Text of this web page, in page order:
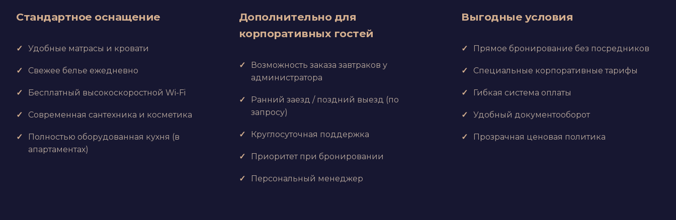
Стандартное оснащение
Удобные матрасы и кровати
Свежее белье ежедневно
Бесплатный высокоскоростной Wi-Fi
Современная сантехника и косметика
Полностью оборудованная кухня (в
апартаментах)
Дополнительно для
корпоративных гостей
Возможность заказа завтраков у
администратора
Ранний заезд / поздний выезд (по
запросу)
Круглосуточная поддержка
Приоритет при бронировании
Персональный менеджер
Выгодные условия
Прямое бронирование без посредников
Специальные корпоративные тарифы
Гибкая система оплаты
Удобный документооборот
Прозрачная ценовая политика